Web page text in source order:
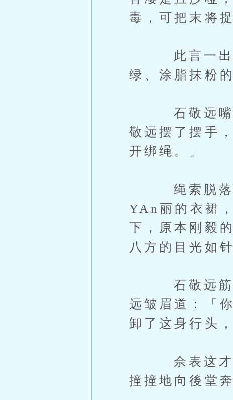
毒，可把末将
此言一出，
绿、涂脂抹粉
石敬远嘴角
敬远摆了摆手
开绑绳。」
绳索脱落，
YAn丽的衣裙
下，原本刚毅
八方的目光如
石敬远筋了
远皱眉道：「
卸了这身行头
佘表这才如
撞撞地向後堂奔